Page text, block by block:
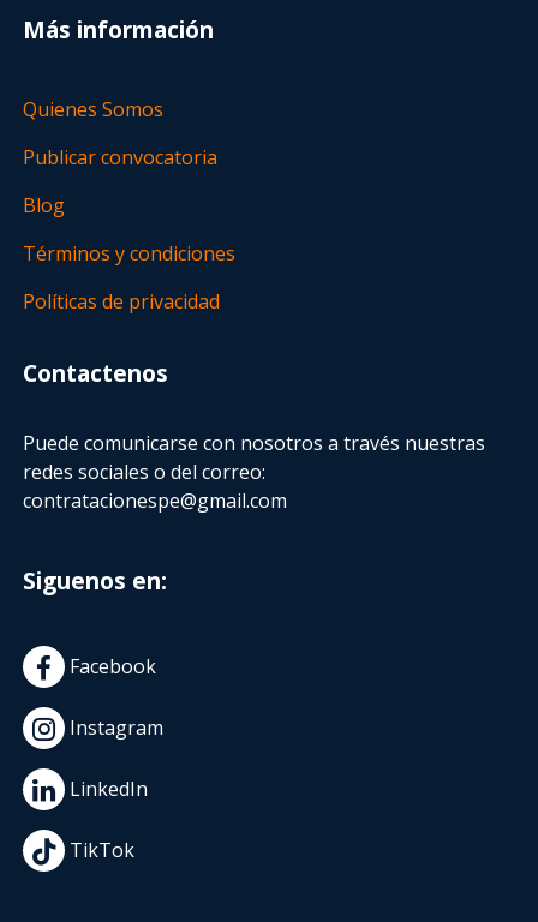
Más información
Quienes Somos
Publicar convocatoria
Blog
Términos y condiciones
Políticas de privacidad
Contactenos
Puede comunicarse con nosotros a través nuestras
redes sociales o del correo:
contratacionespe@gmail.com
Siguenos en:
Facebook
Instagram
LinkedIn
TikTok